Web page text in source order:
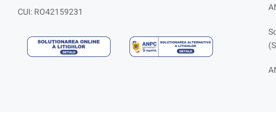
CUI: RO42159231